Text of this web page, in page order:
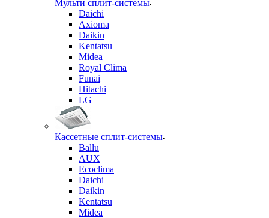
Мульти сплит-системы
Daichi
Axioma
Daikin
Kentatsu
Midea
Royal Clima
Funai
Hitachi
LG
Кассетные сплит-системы
Ballu
AUX
Ecoclima
Daichi
Daikin
Kentatsu
Midea